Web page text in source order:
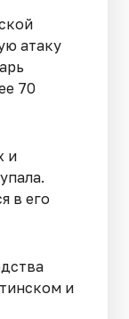
атаку
70
и
в его
и